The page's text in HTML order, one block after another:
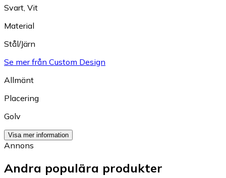
Svart, Vit
Material
Stål/Järn
Se mer från Custom Design
Allmänt
Placering
Golv
Visa mer information
Annons
Andra populära produkter